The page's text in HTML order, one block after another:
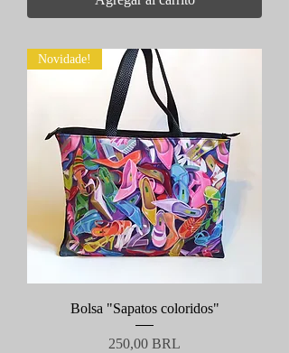
Novidade!
Bolsa "Sapatos coloridos"
Precio
250,00 BRL